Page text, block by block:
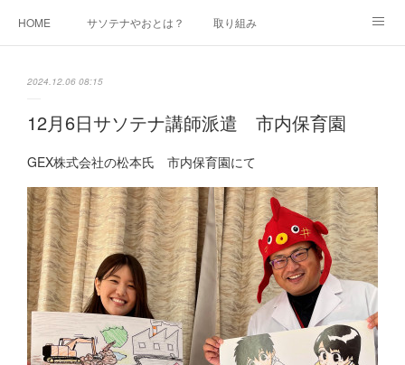
HOME サソテナやおとは？ 取り組み
2024.12.06 08:15
12月6日サソテナ講師派遣 市内保育園
GEX株式会社の松本氏 市内保育園にて